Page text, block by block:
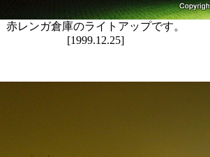
赤レンガ倉庫のライトアップです。
[1999.12.25]